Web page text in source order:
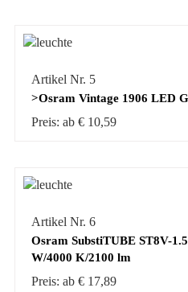
Artikel Nr. 5
>Osram Vintage 1906 LED
Preis: ab € 10,59
Artikel Nr. 6
Osram SubstiTUBE ST8V-
W/4000 K/2100 lm
Preis: ab € 17,89